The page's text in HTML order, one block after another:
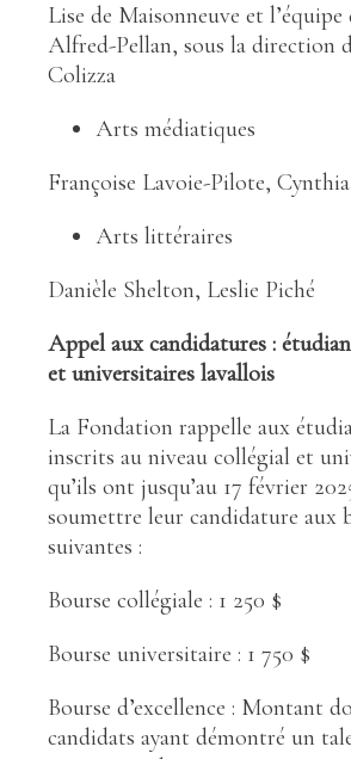
Lise de Maisonneuve et l’équipe
Alfred-Pellan, sous la direction
Colizza
Arts médiatiques
Françoise Lavoie-Pilote,
Arts littéraires
Danièle Shelton, Leslie Piché
Appel aux candidatures :
et universitaires lavallois
La Fondation rappelle aux
inscrits au niveau collégial et
qu’ils ont jusqu’au 17 février
soumettre leur candidature aux
suivantes :
Bourse collégiale : 1 250 $
Bourse universitaire : 1 750 $
Bourse d’excellence : Montant
candidats ayant démontré un